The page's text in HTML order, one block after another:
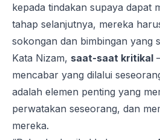
kepada tindakan supaya dapat
tahap selanjutnya, mereka
sokongan dan bimbingan yang
Kata Nizam, saat-saat kritikal
mencabar yang dilalui
adalah elemen penting yang
perwatakan seseorang, dan
mereka.